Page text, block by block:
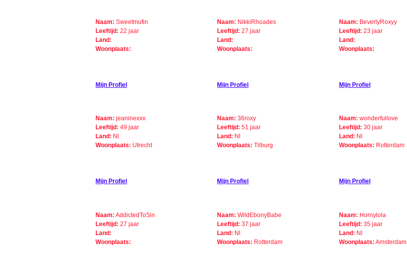
Naam: Sweetmufin
Leeftijd: 22 jaar
Land:
Woonplaats:
Mijn Profiel
Naam: NikkiRhoades
Leeftijd: 27 jaar
Land:
Woonplaats:
Mijn Profiel
Naam: BeverlyRoxyy
Leeftijd: 23 jaar
Land:
Woonplaats:
Mijn Profiel
Naam: jeaninexxx
Leeftijd: 49 jaar
Land: Nl
Woonplaats: Utrecht
Mijn Profiel
Naam: 36roxy
Leeftijd: 51 jaar
Land: Nl
Woonplaats: Tilburg
Mijn Profiel
Naam: wonderfullove
Leeftijd: 30 jaar
Land: Nl
Woonplaats: Rotterdam
Mijn Profiel
Naam: AddictedToSin
Leeftijd: 27 jaar
Land:
Woonplaats:
Naam: WildEbonyBabe
Leeftijd: 37 jaar
Land: Nl
Woonplaats: Rotterdam
Naam: Hornylola
Leeftijd: 35 jaar
Land: Nl
Woonplaats: Amsterdam